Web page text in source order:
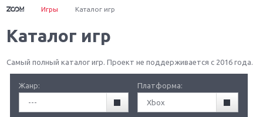
Игры Каталог игр
Каталог игр
Самый полный каталог игр. Проект не поддерживается с 2016 года.
Жанр:
---
Платформа:
Xbox